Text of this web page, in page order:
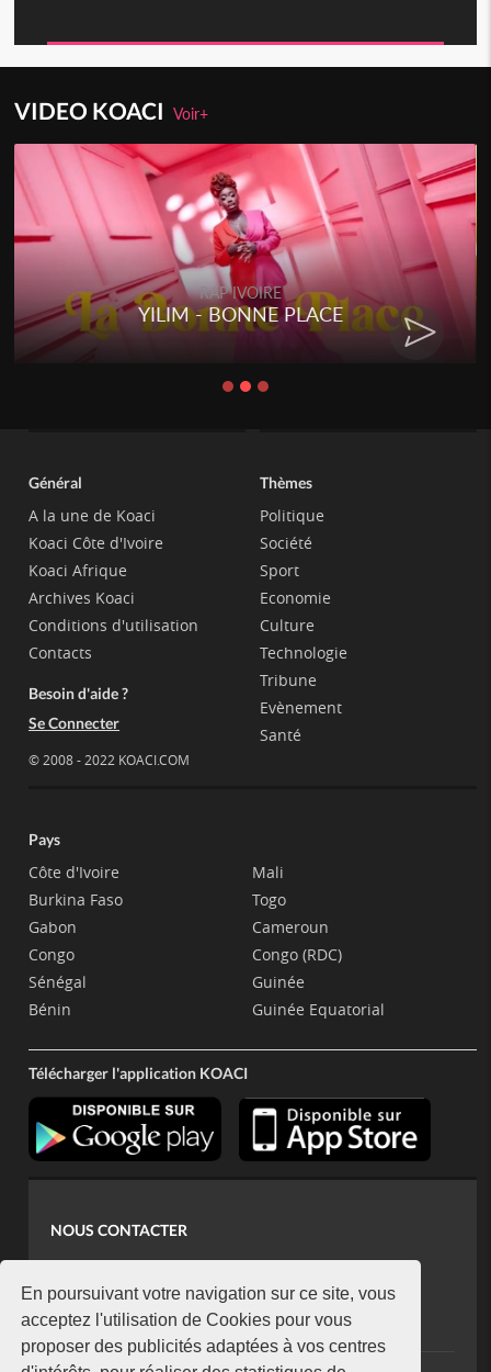
En poursuivant votre navigation sur ce site, vous
acceptez l'utilisation de Cookies pour vous
proposer des publicités adaptées à vos centres
VIDEO KOACIVoir+
RAP IVOIRE
YILIM - BONNE PLACE
Général
A la une de Koaci
Koaci Côte d'Ivoire
Koaci Afrique
Archives Koaci
Conditions d'utilisation
Contacts
Besoin d'aide ?
Se Connecter
© 2008 - 2022 KOACI.COM
Thèmes
Politique
Société
Sport
Economie
Culture
Technologie
Tribune
Evènement
Santé
Pays
Côte d'Ivoire
Burkina Faso
Gabon
Congo
Sénégal
Bénin
Mali
Togo
Cameroun
Congo (RDC)
Guinée
Guinée Equatorial
Télécharger l'application KOACI
NOUS CONTACTER
koaci@yahoo.fr
+225 07 08 85 52 93